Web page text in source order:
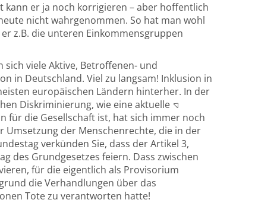
kann er ja noch korrigieren – aber hoffentlich
nicht wahrgenommen. So hat man wohl
z.B. die unteren Einkommensgruppen
viele Aktive, Betroffenen- und
in Deutschland. Viel zu langsam! Inklusion in
europäischen Ländern hinterher. In der
Diskriminierung, wie eine aktuelle
für die Gesellschaft ist, hat sich immer noch
Umsetzung der Menschenrechte, die in der
verkünden Sie, dass der Artikel 3,
des Grundgesetzes feiern. Dass zwischen
für die eigentlich als Provisorium
die Verhandlungen über das
Tote zu verantworten hatte!